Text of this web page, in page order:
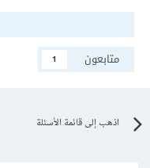
متابعون
1
اذهب إلى قائمة الأسئلة